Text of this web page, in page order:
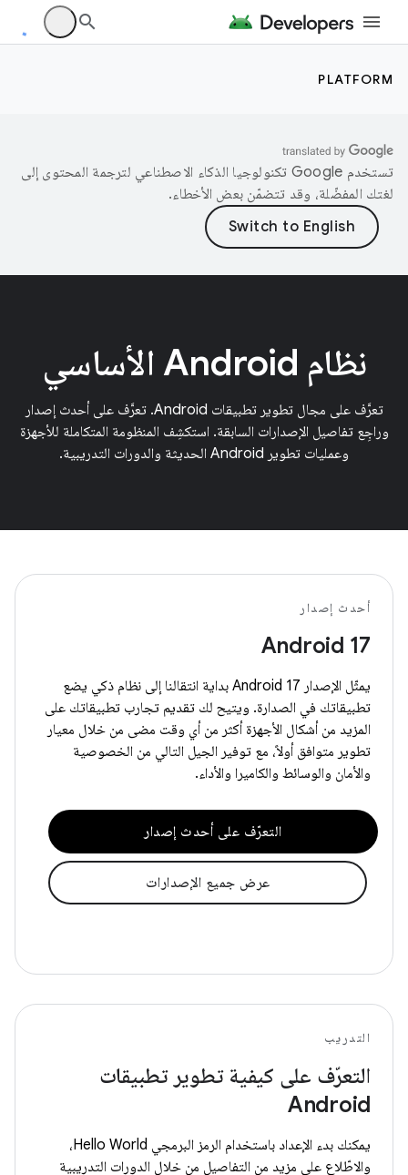
PLATFORM
تستخدم Google تكنولوجيا الذكاء الاصطناعي لترجمة المحتوى إلى
لغتك المفضّلة، وقد تتضمّن بعض الأخطاء.
نظام Android الأساسي
تعرَّف على مجال تطوير تطبيقات Android. تعرَّف على أحدث إصدار
وراجِع تفاصيل الإصدارات السابقة. استكشِف المنظومة المتكاملة للأجهزة
وعمليات تطوير Android الحديثة والدورات التدريبية.
أحدث إصدار
Android 17
يمثّل الإصدار Android 17 بداية انتقالنا إلى نظام ذكي يضع
تطبيقاتك في الصدارة. ويتيح لك تقديم تجارب تطبيقاتك على
المزيد من أشكال الأجهزة أكثر من أي وقت مضى من خلال معيار
تطوير متوافق أولاً، مع توفير الجيل التالي من الخصوصية
والأمان والوسائط والكاميرا والأداء.
التعرّف على أحدث إصدار
عرض جميع الإصدارات
التدريب
التعرّف على كيفية تطوير تطبيقات
Android
يمكنك بدء الإعداد باستخدام الرمز البرمجي Hello World،
والاطّلاع على مزيد من التفاصيل من خلال الدورات التدريبية